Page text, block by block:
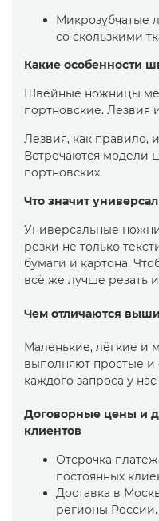
Микрозубчатые
со скользкими
Какие особенности
Швейные ножницы
портновские. Лезвия
Лезвия, как правило,
Встречаются модели
портновских.
Что значит
Универсальные
резки не только
бумаги и картона.
всё же лучше резать
Чем отличаются
Маленькие, лёгкие и
выполняют простые
каждого запроса у
Договорные цены и
клиентов
Отсрочка
постоянных
Доставка в
регионы